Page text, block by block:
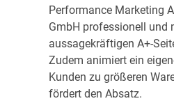
Performance Marketing
GmbH professionell und
aussagekräftigen A+-
Zudem animiert ein
Kunden zu größeren
fördert den Absatz.